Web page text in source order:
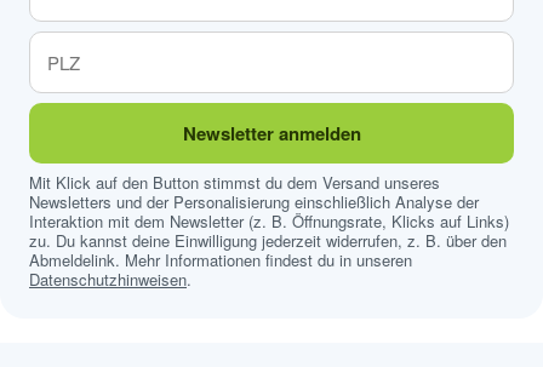
Newsletter anmelden
Mit Klick auf den Button stimmst du dem Versand unseres
Newsletters und der Personalisierung einschließlich Analyse der
Interaktion mit dem Newsletter (z. B. Öffnungsrate, Klicks auf Links)
zu. Du kannst deine Einwilligung jederzeit widerrufen, z. B. über den
Abmeldelink. Mehr Informationen findest du in unseren
Datenschutzhinweisen.